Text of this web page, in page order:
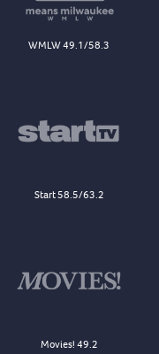
WMLW 49.1/58.3
Start 58.5/63.2
Movies! 49.2